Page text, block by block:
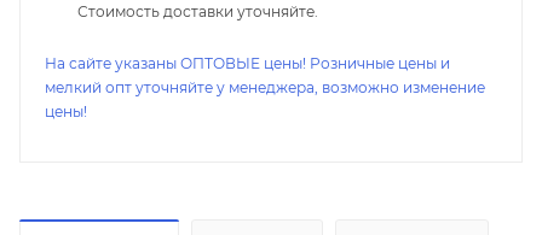
Стоимость доставки уточняйте.
На сайте указаны ОПТОВЫЕ цены! Розничные цены и
мелкий опт уточняйте у менеджера, возможно изменение
цены!